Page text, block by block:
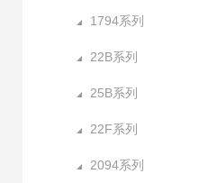
1794系列
22B系列
25B系列
22F系列
2094系列